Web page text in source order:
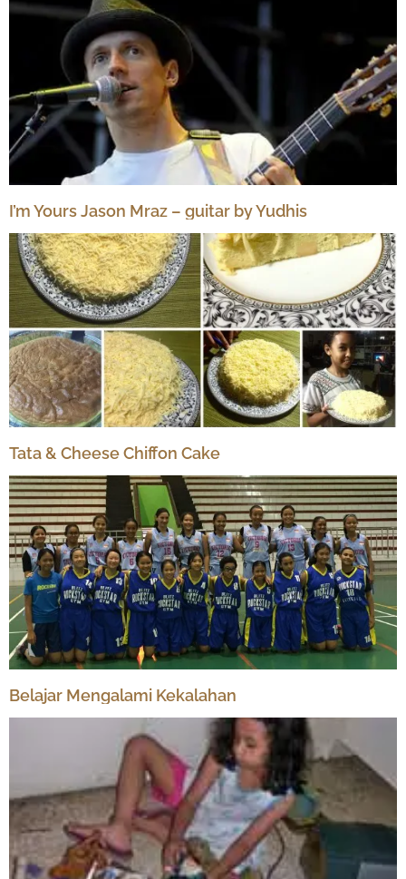
I’m Yours Jason Mraz – guitar by Yudhis
Tata & Cheese Chiffon Cake
Belajar Mengalami Kekalahan